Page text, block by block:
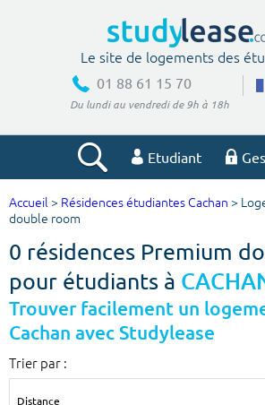
Le site de logements des
01 88 61 15 70
Du lundi au vendredi de 9h à 18h
Etudiant
Votre
Ville, école
Budget min
€
Budget
Accueil > Résidences étudiantes Cachan >
double room
0 résidences Premium
pour étudiants à
Trouver facilement un
Cachan avec Studylease
Trier par :